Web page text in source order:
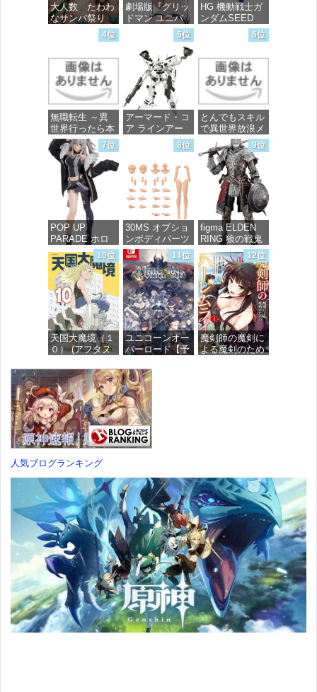
大人数 たわわ
なサンバ祭り
価格：¥99
劇場版『グリッ
ドマン ユニバ
ース』 宝多六
花 wall figure
1/7スケール プ
ラスチック製
塗装済み完成品
フィギュア
価格：¥13,756
HG 機動戦士ガ
ンダムSEED
FREEDOM マ
イティーストラ
ガンダム 1/144
スケール 色分
け済みプラモデ
ル
価格：¥4,800
4位
無職転生 ～異
世界行ったら本
気だす～ 20
(MFコミック
ス フラッパー
シリーズ)
価格：¥748
5位
アーマード・コ
ア ラインアー
ク ホワイト・
グリント 全高
約160mm 1/72
スケール プラ
モデル
価格：¥7,367
6位
とんでもスキル
で異世界放浪メ
シ 10 (ガルドコ
ミックス)
価格：¥726
7位
POP UP
PARADE ホロ
ライブプロダク
ション 獅白ぼ
たん ノンスケ
ール プラスチ
ック製 塗装済
み完成品フィギ
ュア
価格：¥4,676
8位
30MS オプショ
ンボディパーツ
アームパーツ&
レッグパーツ
[カラーC] 色分
け済みプラモデ
ル
価格：¥1,949
9位
figma ELDEN
RING 狼の戦鬼
ノンスケール
プラスチック製
塗装済み可動フ
ィギュア
価格：¥13,115
10位
天国大魔境（１
０） (アフタヌ
ス)
価格：¥759
11位
ユニコーンオー
バーロード【予
DLC「アトラス
×ヴァニラウェ
ア 紋章セッ
ト」 同梱 -
Switch
価格：¥7,182
12位
魔剣師の魔剣に
よる魔剣のため
人気ブログランキング